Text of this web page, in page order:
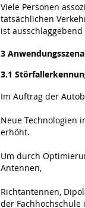
Viele Personen
tatsächlichen
ist
3
3.1
Im Auftrag der
Neue Technologien
erhöht.
Um durch
Antennen,
Richtantennen,
der Fachhochschule